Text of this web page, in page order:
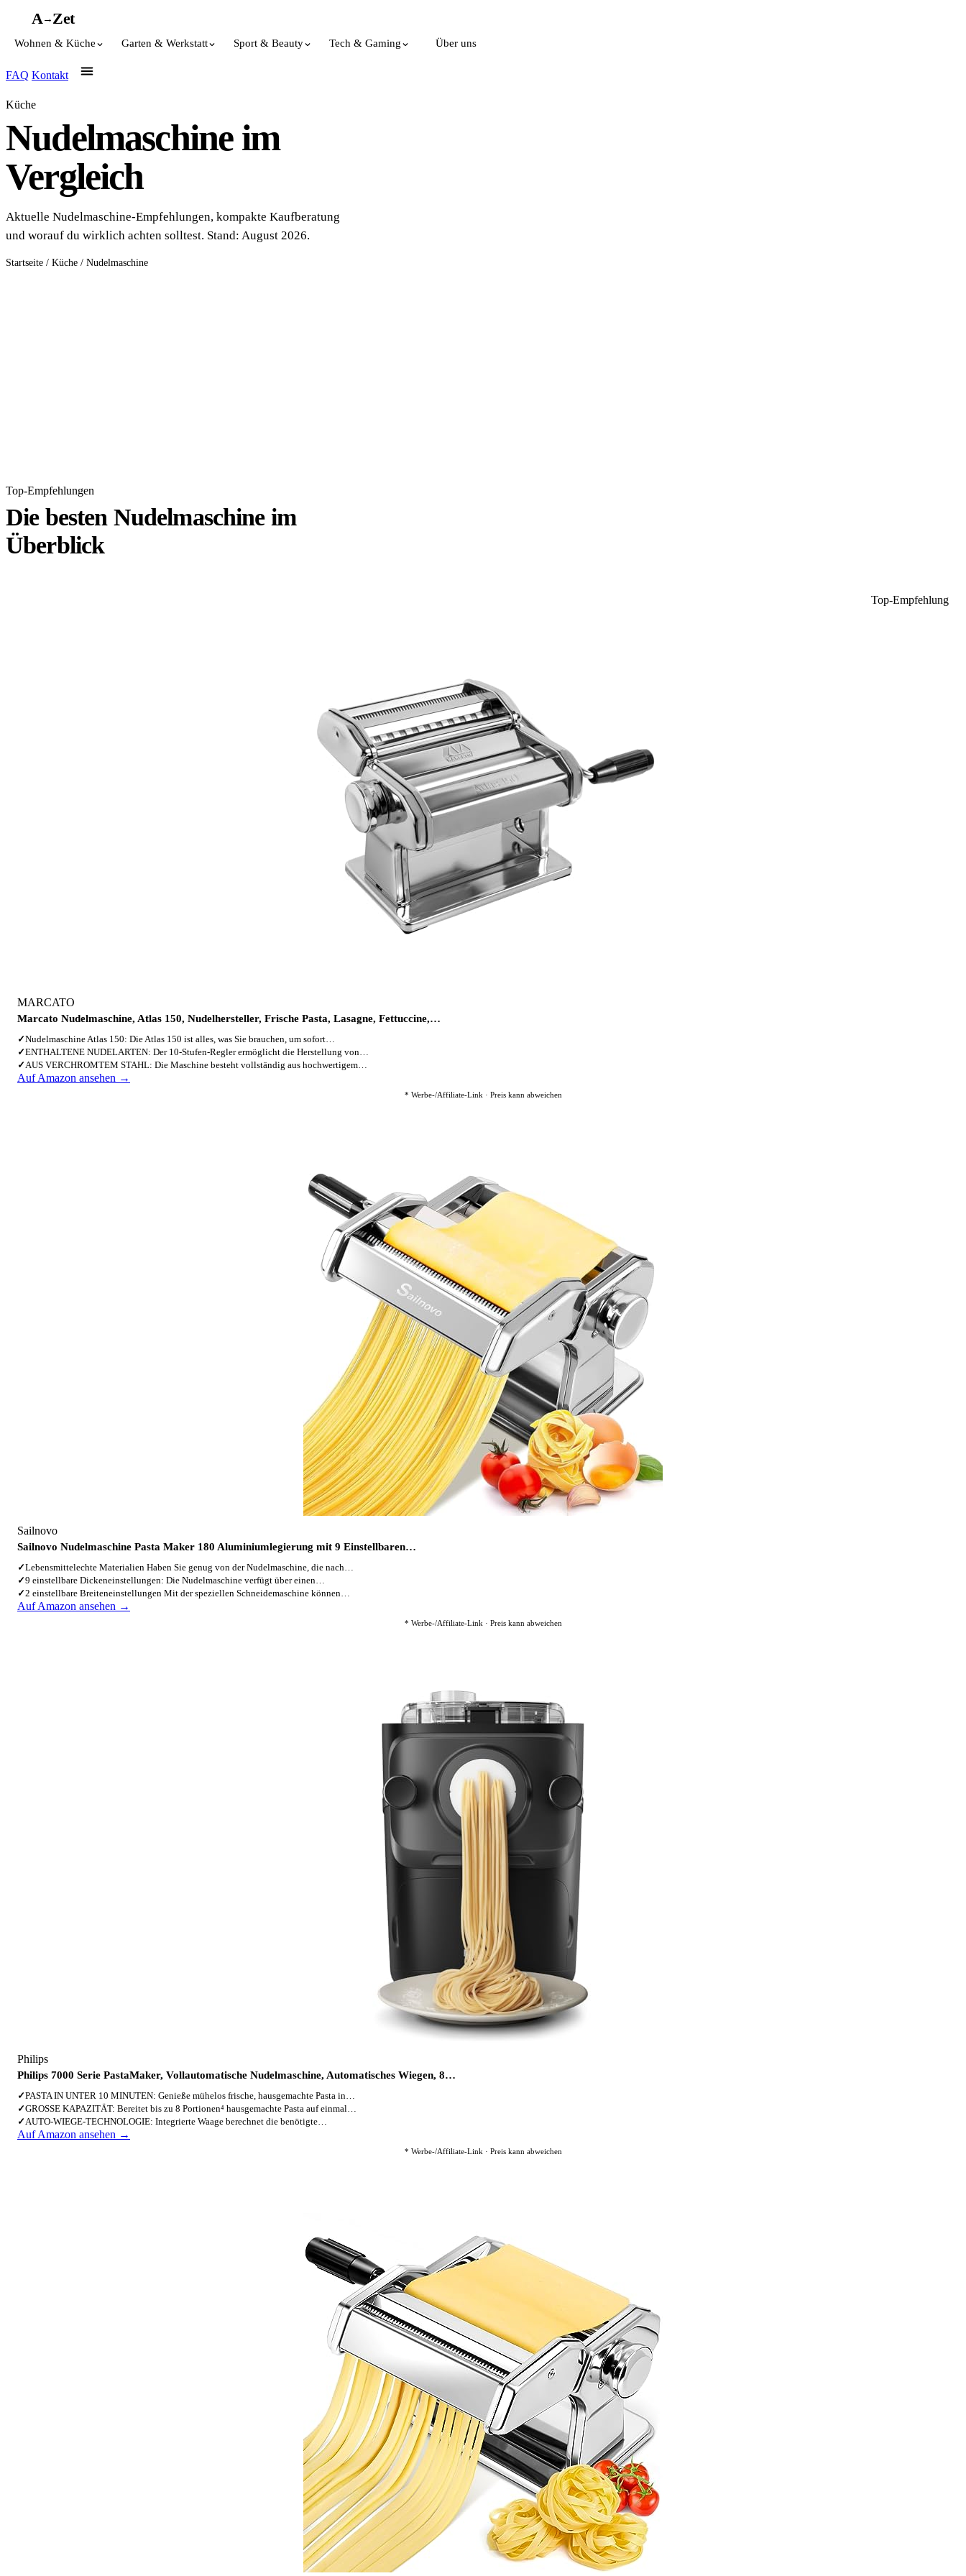
A→Zet
Wohnen & Küche Garten & Werkstatt Sport & Beauty Tech & Gaming Über uns
FAQ Kontakt
Küche
Nudelmaschine im
Vergleich
Aktuelle Nudelmaschine-Empfehlungen, kompakte Kaufberatung
und worauf du wirklich achten solltest. Stand: August 2026.
Startseite / Küche / Nudelmaschine
Top-Empfehlungen
Die besten Nudelmaschine im
Überblick
Top-Empfehlung
MARCATO
Marcato Nudelmaschine, Atlas 150, Nudelhersteller, Frische Pasta, Lasagne, Fettuccine,…
✓Nudelmaschine Atlas 150: Die Atlas 150 ist alles, was Sie brauchen, um sofort…
✓ENTHALTENE NUDELARTEN: Der 10-Stufen-Regler ermöglicht die Herstellung von…
✓AUS VERCHROMTEM STAHL: Die Maschine besteht vollständig aus hochwertigem…
Auf Amazon ansehen →
* Werbe-/Affiliate-Link · Preis kann abweichen
Sailnovo
Sailnovo Nudelmaschine Pasta Maker 180 Aluminiumlegierung mit 9 Einstellbaren…
✓Lebensmittelechte Materialien Haben Sie genug von der Nudelmaschine, die nach…
✓9 einstellbare Dickeneinstellungen: Die Nudelmaschine verfügt über einen…
✓2 einstellbare Breiteneinstellungen Mit der speziellen Schneidemaschine können…
Auf Amazon ansehen →
* Werbe-/Affiliate-Link · Preis kann abweichen
Philips
Philips 7000 Serie PastaMaker, Vollautomatische Nudelmaschine, Automatisches Wiegen, 8…
✓PASTA IN UNTER 10 MINUTEN: Genieße mühelos frische, hausgemachte Pasta in…
✓GROSSE KAPAZITÄT: Bereitet bis zu 8 Portionen⁴ hausgemachte Pasta auf einmal…
✓AUTO-WIEGE-TECHNOLOGIE: Integrierte Waage berechnet die benötigte…
Auf Amazon ansehen →
* Werbe-/Affiliate-Link · Preis kann abweichen